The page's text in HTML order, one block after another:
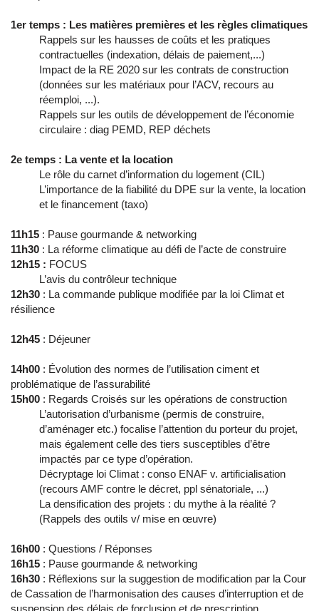
1er temps : Les matières premières et les règles climatiques
Rappels sur les hausses de coûts et les pratiques
contractuelles (indexation, délais de paiement,...)
Impact de la RE 2020 sur les contrats de construction
(données sur les matériaux pour l’ACV, recours au
réemploi, ...).
Rappels sur les outils de développement de l’économie
circulaire : diag PEMD, REP déchets
2e temps : La vente et la location
Le rôle du carnet d’information du logement (CIL)
L’importance de la fiabilité du DPE sur la vente, la location
et le financement (taxo)
11h15 : Pause gourmande & networking
11h30 : La réforme climatique au défi de l’acte de construire
12h15 : FOCUS
L’avis du contrôleur technique
12h30 : La commande publique modifiée par la loi Climat et
résilience
12h45 : Déjeuner
14h00 : Évolution des normes de l’utilisation ciment et
problématique de l’assurabilité
15h00 : Regards Croisés sur les opérations de construction
L’autorisation d’urbanisme (permis de construire,
d’aménager etc.) focalise l’attention du porteur du projet,
mais également celle des tiers susceptibles d’être
impactés par ce type d’opération.
Décryptage loi Climat : conso ENAF v. artificialisation
(recours AMF contre le décret, ppl sénatoriale, ...)
La densification des projets : du mythe à la réalité ?
(Rappels des outils v/ mise en œuvre)
16h00 : Questions / Réponses
16h15 : Pause gourmande & networking
16h30 : Réflexions sur la suggestion de modification par la Cour
de Cassation de l’harmonisation des causes d’interruption et de
suspension des délais de forclusion et de prescription